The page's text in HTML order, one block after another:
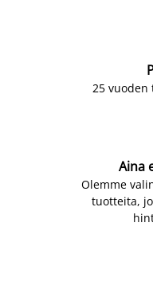
25 vuoden
Aina
Olemme
tuotteita,